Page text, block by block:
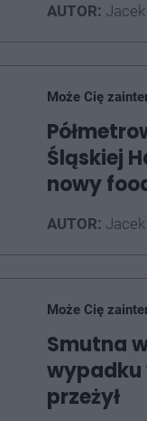
AUTOR:
Może Cię
Śląskiej
nowy
AUTOR:
Może Cię
Smutna
wypadku
przeżył